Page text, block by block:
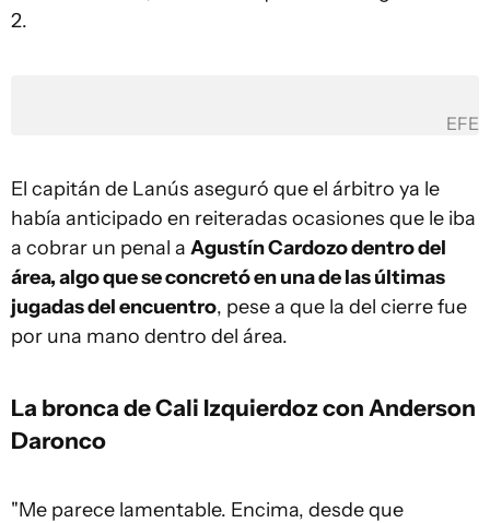
2.
EFE
El capitán de Lanús aseguró que el árbitro ya le
había anticipado en reiteradas ocasiones que le iba
a cobrar un penal a Agustín Cardozo dentro del
área, algo que se concretó en una de las últimas
jugadas del encuentro, pese a que la del cierre fue
por una mano dentro del área.
La bronca de Cali Izquierdoz con Anderson
Daronco
"Me parece lamentable. Encima, desde que